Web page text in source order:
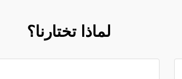
لماذا تختارنا؟